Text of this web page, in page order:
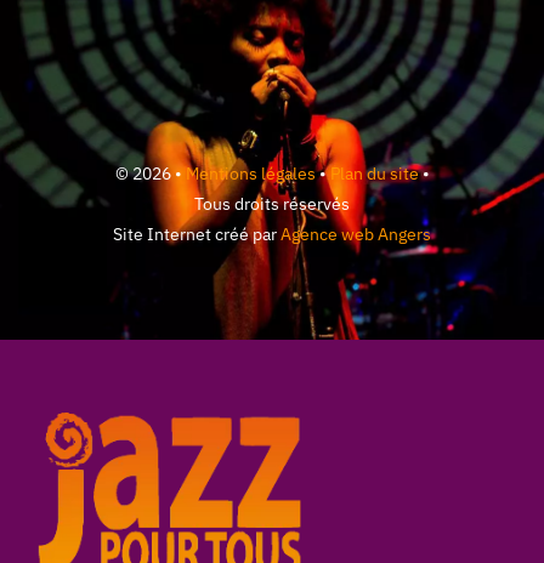
© 2026 •Mentions légales•Plan du site•
Tous droits réservés
Site Internet créé parAgence web Angers